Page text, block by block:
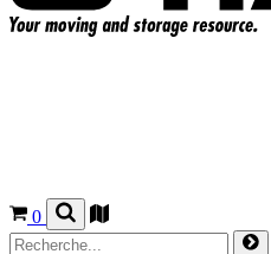
0